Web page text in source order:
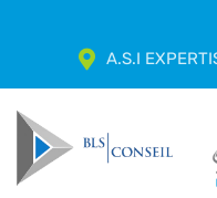
A.S.I